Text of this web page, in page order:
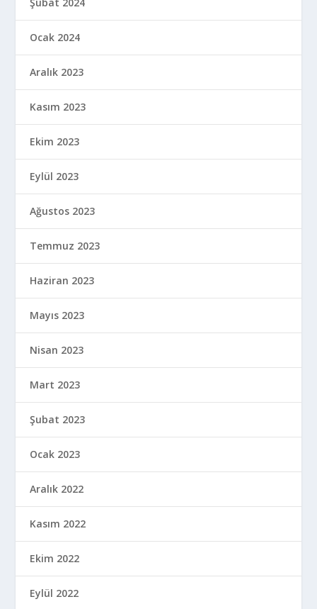
Şubat 2024
Ocak 2024
Aralık 2023
Kasım 2023
Ekim 2023
Eylül 2023
Ağustos 2023
Temmuz 2023
Haziran 2023
Mayıs 2023
Nisan 2023
Mart 2023
Şubat 2023
Ocak 2023
Aralık 2022
Kasım 2022
Ekim 2022
Eylül 2022